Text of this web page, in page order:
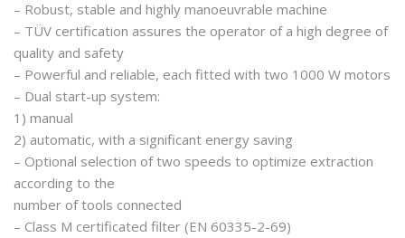
– Robust, stable and highly manoeuvrable machine
– TÜV certification assures the operator of a high degree of
quality and safety
– Powerful and reliable, each fitted with two 1000 W motors
– Dual start-up system:
1) manual
2) automatic, with a significant energy saving
– Optional selection of two speeds to optimize extraction
according to the
number of tools connected
– Class M certificated filter (EN 60335-2-69)